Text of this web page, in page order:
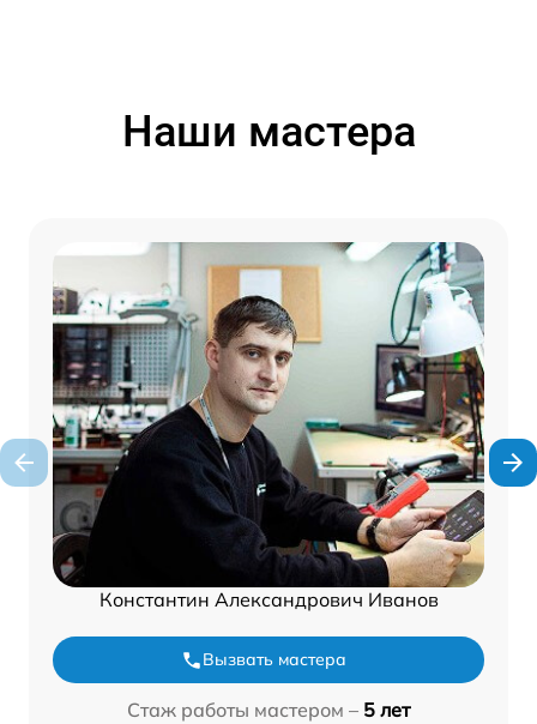
Наши мастера
Константин Александрович Иванов
Вызвать мастера
Стаж работы мастером – 5 лет